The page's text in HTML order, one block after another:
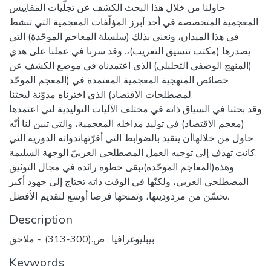
حاولنا من خلال هذا البحث الكشف عن تجلّيات المقاييس
المعجمية المتخصصة في أحد أبرز المؤلّفات المعجمية التي تنشط
في هذا الميدان، ونعني بذلك (سلسلة المعاجم الموحّدة) التي
يصدرها (مكتب تنسيق التعريب)،. وقد سرنا في عملنا على هدي
(المنهج الوصفي التحليلي) الذي اعتمدناه في موضع الكشف عن
خصائص المنهجية المعجمية المعتمدة في (المعجم الموحّد
لمصطلحات الاقتصاد) الذي اخترناه مدوّنة لبحثنا.
وقد بحثنا في السياق ذاته في مختلف الآليات التوليدية لتي اعتمدها
(معجم الاقتصاد) في توليد مداخله المعجمية، والتي تبين لنا أنّه
حاول من خلالهاأن يتقيد بالضوابط التي أقرّتهاندواته الدورية التي
كانت تهدف إلى توجيه العمل المصطلحي العربيّ الوجهة السليمة.
وهذه(المعاجم الموحّدة)تبقى خطوة رائدة في مجال التوثيق
المصطلحي العربي، ولكنّها في الوقت ذاته تحتاج إلى جهود أكبر
تحسّن من مردوديتها، وتمنحها فرصا أوسع لتقديم الأفضل.
Description
بيبليوغرافيا : ص.(300-313) .- ملاحق
Keywords